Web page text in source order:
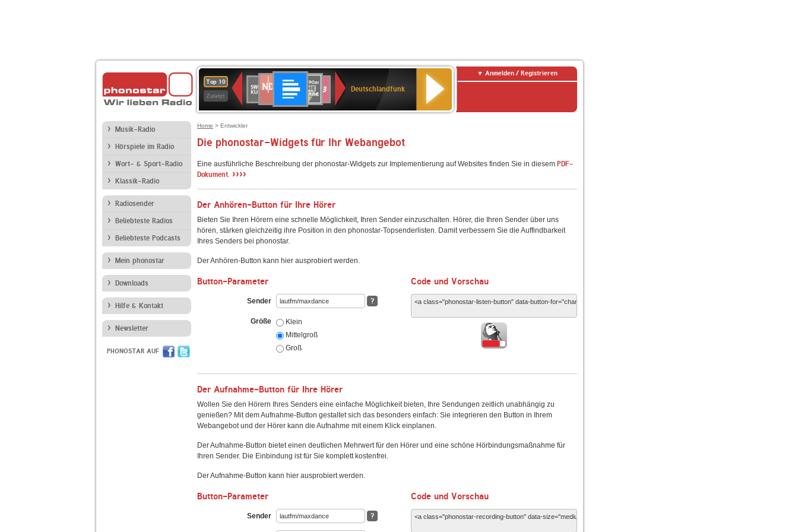
Top 10
Zuletzt
Deutschlandfunk
80er
90er
OLDIE
ANTENNE
SWR3
SWR
Kultur
2
Deutschlandfunk
Anmelden / Registrieren
Musik-Radio
Hörspiele im Radio
Wort- & Sport-Radio
Klassik-Radio
Radiosender
Beliebteste Radios
Beliebteste Podcasts
Mein phonostar
Downloads
Hilfe & Kontakt
Newsletter
PHONOSTAR AUF
Home > Entwickler
Die phonostar-Widgets für Ihr Webangebot
Eine ausführliche Beschreibung der phonostar-Widgets zur Implementierung auf Websites finden Sie in diesem PDF-
Dokument. ››››
Der Anhören-Button für Ihre Hörer
Bieten Sie Ihren Hörern eine schnelle Möglichkeit, Ihren Sender einzuschalten. Hörer, die Ihren Sender über uns
hören, stärken gleichzeitig ihre Position in den phonostar-Topsenderlisten. Damit verbessern Sie die Auffindbarkeit
Ihres Senders bei phonostar.
Der Anhören-Button kann hier ausprobiert werden.
Button-Parameter
Sender ?
Größe
Klein
Mittelgroß
Groß
Code und Vorschau
Der Aufnahme-Button für Ihre Hörer
Wollen Sie den Hörern Ihres Senders eine einfache Möglichkeit bieten, Ihre Sendungen zeitlich unabhängig zu
genießen? Mit dem Aufnahme-Button gestaltet sich das besonders einfach: Sie integrieren den Button in Ihrem
Webangebot und der Hörer kann die Aufnahme mit einem Klick einplanen.
Der Aufnahme-Button bietet einen deutlichen Mehrwert für den Hörer und eine schöne Hörbindungsmaßnahme für
Ihren Sender. Die Einbindung ist für Sie komplett kostenfrei.
Der Aufnahme-Button kann hier ausprobiert werden.
Button-Parameter
Sender ?
Code und Vorschau